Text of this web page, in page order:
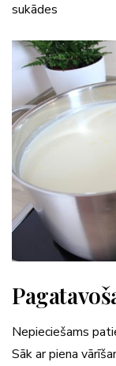
sukādes
Nepieciešams
Sāk ar piena